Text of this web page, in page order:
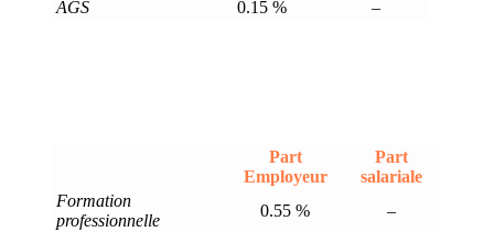
AGS
0.15 % –
Part
Employeur
Part
salariale
Formation
professionnelle
0.55 %
–